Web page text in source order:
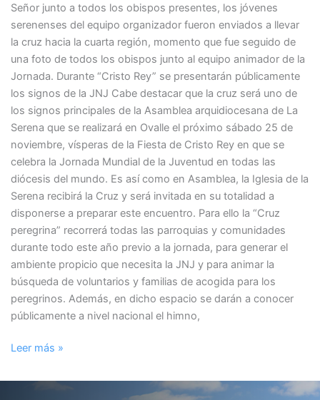
Señor junto a todos los obispos presentes, los jóvenes
serenenses del equipo organizador fueron enviados a llevar
la cruz hacia la cuarta región, momento que fue seguido de
una foto de todos los obispos junto al equipo animador de la
Jornada. Durante “Cristo Rey” se presentarán públicamente
los signos de la JNJ Cabe destacar que la cruz será uno de
los signos principales de la Asamblea arquidiocesana de La
Serena que se realizará en Ovalle el próximo sábado 25 de
noviembre, vísperas de la Fiesta de Cristo Rey en que se
celebra la Jornada Mundial de la Juventud en todas las
diócesis del mundo. Es así como en Asamblea, la Iglesia de la
Serena recibirá la Cruz y será invitada en su totalidad a
disponerse a preparar este encuentro. Para ello la “Cruz
peregrina” recorrerá todas las parroquias y comunidades
durante todo este año previo a la jornada, para generar el
ambiente propicio que necesita la JNJ y para animar la
búsqueda de voluntarios y familias de acogida para los
peregrinos. Además, en dicho espacio se darán a conocer
públicamente a nivel nacional el himno,
Leer más »